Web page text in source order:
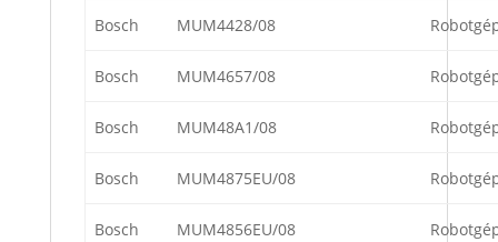
Bosch MUM4428/08
Bosch MUM4657/08
Bosch MUM48A1/08
Bosch MUM4875EU/08
Bosch MUM4856EU/08